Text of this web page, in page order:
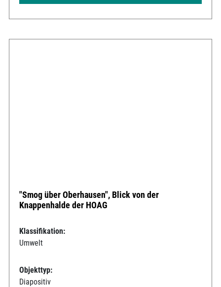
"Smog über Oberhausen", Blick von der
Knappenhalde der HOAG
Klassifikation:
Umwelt
Objekttyp:
Diapositiv